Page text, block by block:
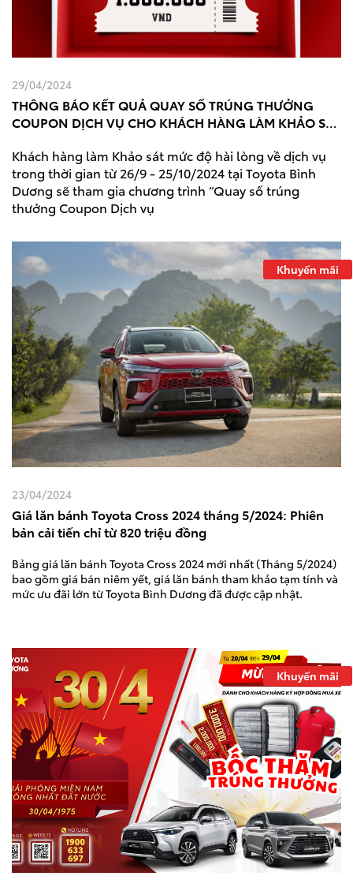
29/04/2024
THÔNG BÁO KẾT QUẢ QUAY SỐ TRÚNG THƯỞNG
COUPON DỊCH VỤ CHO KHÁCH HÀNG LÀM KHẢO SÁT
Khách hàng làm Khảo sát mức độ hài lòng về dịch vụ
trong thời gian từ 26/9 - 25/10/2024 tại Toyota Bình
Dương sẽ tham gia chương trình “Quay số trúng
thưởng Coupon Dịch vụ
Khuyến mãi
23/04/2024
Giá lăn bánh Toyota Cross 2024 tháng 5/2024: Phiên
bản cải tiến chỉ từ 820 triệu đồng
Bảng giá lăn bánh Toyota Cross 2024 mới nhất (Tháng 5/2024)
bao gồm giá bán niêm yết, giá lăn bánh tham khảo tạm tính và
mức ưu đãi lớn từ Toyota Bình Dương đã được cập nhật.
Khuyến mãi